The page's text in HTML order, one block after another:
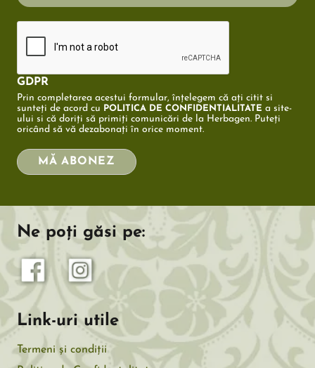
GDPR
Prin completarea acestui formular, înțelegem că ați citit si
sunteți de acord cu
POLITICA DE CONFIDENTIALITATE a site-
ului si că doriți să primiți comunicări de la Herbagen. Puteți
oricând să vă dezabonați în orice moment.
MĂ ABONEZ
Ne poți găsi pe:
Link-uri utile
Termeni și condiții